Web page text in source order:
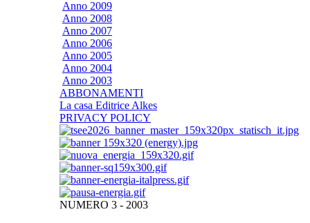
Anno 2009
Anno 2008
Anno 2007
Anno 2006
Anno 2005
Anno 2004
Anno 2003
ABBONAMENTI
La casa Editrice Alkes
PRIVACY POLICY
NUMERO 3 - 2003